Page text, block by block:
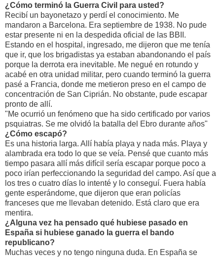
¿Cómo terminó la Guerra Civil para usted?
Recibí un bayonetazo y perdí el conocimiento. Me
mandaron a Barcelona. Era septiembre de 1938. No pude
estar presente ni en la despedida oficial de las BBII.
Estando en el hospital, ingresado, me dijeron que me tenía
que ir, que los brigadistas ya estaban abandonando el país
porque la derrota era inevitable. Me negué en rotundo y
acabé en otra unidad militar, pero cuando terminó la guerra
pasé a Francia, donde me metieron preso en el campo de
concentración de San Ciprián. No obstante, pude escapar
pronto de allí.
"Me ocurrió un fenómeno que ha sido certificado por varios
psquiatras. Se me olvidó la batalla del Ebro durante años"
¿Cómo escapó?
Es una historia larga. Allí había playa y nada más. Playa y
alambrada era todo lo que se veía. Pensé que cuanto más
tiempo pasara allí más difícil sería escapar porque poco a
poco irían perfeccionando la seguridad del campo. Así que a
los tres o cuatro días lo intenté y lo conseguí. Fuera había
gente esperándome, que dijeron que eran policías
franceses que me llevaban detenido. Está claro que era
mentira.
¿Alguna vez ha pensado qué hubiese pasado en
España si hubiese ganado la guerra el bando
republicano?
Muchas veces y no tengo ninguna duda. En España se